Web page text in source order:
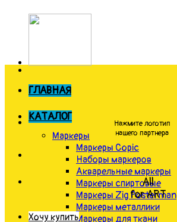
ГЛАВНАЯ
КАТАЛОГ
Маркеры
Маркеры Copic
Наборы маркеров
Акварельные маркеры
Маркеры спиртовые
Маркеры Zig Posterman
Маркеры металлики
Маркеры для ткани
Нажмите логотип
нашего партнера
All
for ART
Хочу купить